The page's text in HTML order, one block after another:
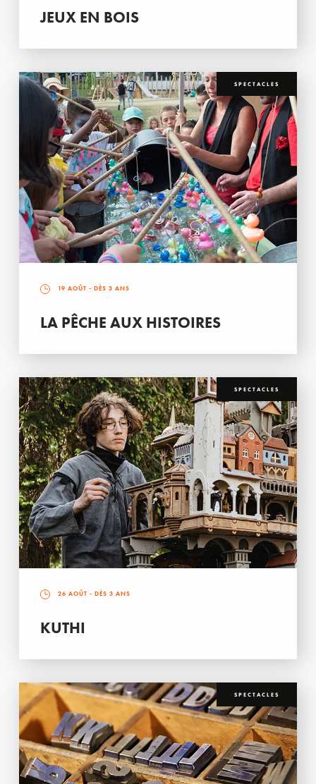
JEUX EN BOIS
SPECTACLES
19 AOÛT - DÈS 3 ANS
LA PÊCHE AUX HISTOIRES
SPECTACLES
26 AOÛT - DÈS 3 ANS
KUTHI
SPECTACLES